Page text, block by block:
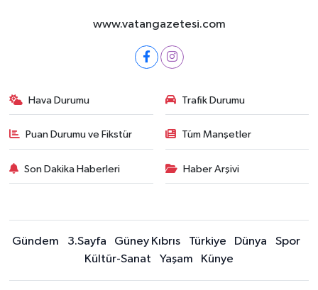
www.vatangazetesi.com
Hava Durumu Trafik Durumu
Puan Durumu ve Fikstür Tüm Manşetler
Son Dakika Haberleri Haber Arşivi
Gündem 3.Sayfa Güney Kıbrıs Türkiye Dünya
Spor
Kültür-Sanat
Yaşam Künye